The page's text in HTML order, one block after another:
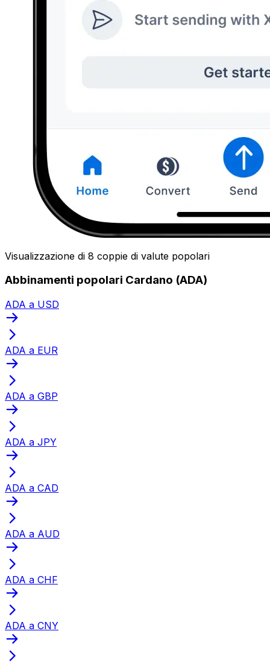
Visualizzazione di 8 coppie di valute popolari
Abbinamenti popolari Cardano (ADA)
ADA a USD
ADA a EUR
ADA a GBP
ADA a JPY
ADA a CAD
ADA a AUD
ADA a CHF
ADA a CNY